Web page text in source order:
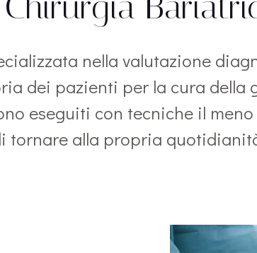
nella valutazione
dei pazienti per la cura della
eseguiti con tecniche il
tornare alla propria